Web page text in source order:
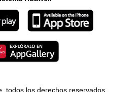
todos los derechos reservados.